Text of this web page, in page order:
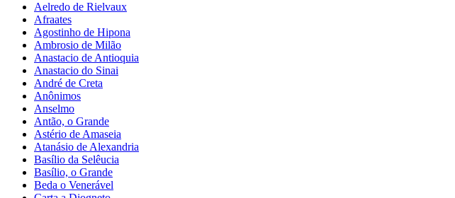
Aelredo de Rielvaux
Afraates
Agostinho de Hipona
Ambrosio de Milão
Anastacio de Antioquia
Anastacio do Sinai
André de Creta
Anônimos
Anselmo
Antão, o Grande
Astério de Amaseia
Atanásio de Alexandria
Basílio da Selêucia
Basílio, o Grande
Beda o Venerável